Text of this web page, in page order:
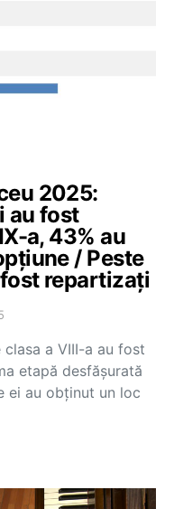
2025:
au fost
a, 43% au
/ Peste
repartizați
a VIII-a au fost
etapă desfășurată
ei au obținut un loc